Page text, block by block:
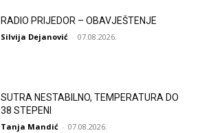
RADIO PRIJEDOR – OBAVJEŠTENJE
Silvija Dejanović - 07.08.2026.
SUTRA NESTABILNO, TEMPERATURA DO
38 STEPENI
Tanja Mandić - 07.08.2026.